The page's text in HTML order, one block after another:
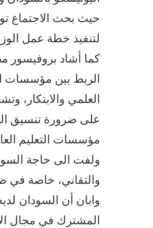
حيث بحث الاجتماع
لتنفيذ خطة عمل
كما أشاد بروفيسور
الربط بين مؤسسات
العلمي والابتكار،
على ضرورة تنسيق
مؤسسات التعليم
ولفت الى حاجة
والتقاني، خاصة في
وابان أن السودان
المشترك في مجال